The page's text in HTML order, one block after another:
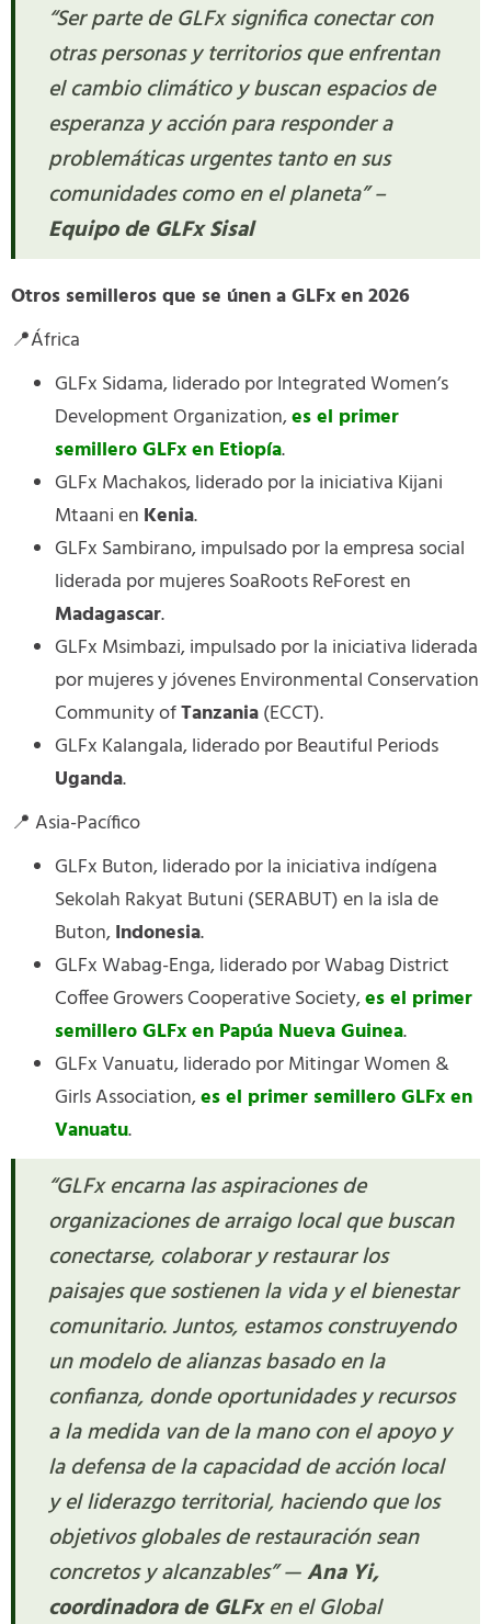
“Ser parte de GLFx significa conectar con
otras personas y territorios que enfrentan
el cambio climático y buscan espacios de
esperanza y acción para responder a
problemáticas urgentes tanto en sus
comunidades como en el planeta” –
Equipo de GLFx Sisal
Otros semilleros que se únen a GLFx en 2026
📍África
GLFx Sidama, liderado por Integrated Women’s
Development Organization,es el primer
semillero GLFx en Etiopía.
GLFx Machakos, liderado por la iniciativa Kijani
Mtaani en Kenia.
GLFx Sambirano, impulsado por la empresa social
liderada por mujeres SoaRoots ReForest en
Madagascar.
GLFx Msimbazi, impulsado por la iniciativa liderada
por mujeres y jóvenes Environmental Conservation
Community ofTanzania(ECCT).
GLFx Kalangala, liderado por Beautiful Periods
Uganda.
📍 Asia-Pacífico
GLFx Buton, liderado por la iniciativa indígena
Sekolah Rakyat Butuni (SERABUT) en la isla de
Buton,Indonesia.
GLFx Wabag-Enga, liderado por Wabag District
Coffee Growers Cooperative Society,es el primer
semillero GLFx en Papúa Nueva Guinea.
GLFx Vanuatu, liderado por Mitingar Women &
Girls Association,es el primer semillero GLFx en
Vanuatu.
“GLFx encarna las aspiraciones de
organizaciones de arraigo local que buscan
conectarse, colaborar y restaurar los
paisajes que sostienen la vida y el bienestar
comunitario. Juntos, estamos construyendo
un modelo de alianzas basado en la
confianza, donde oportunidades y recursos
a la medida van de la mano con el apoyo y
la defensa de la capacidad de acción local
y el liderazgo territorial, haciendo que los
objetivos globales de restauración sean
concretos y alcanzables” —Ana Yi,
coordinadora de GLFxen el Global